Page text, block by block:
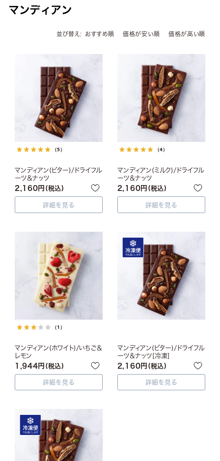
マンディアン
並び替え おすすめ順 価格が安い順 価格が高い順
（5）
マンディアン(ビター)/ドライフル
ーツ＆ナッツ
2,160 税込
詳細を見る
（4）
マンディアン(ミルク)/ドライフル
ーツ＆ナッツ
2,160 税込
詳細を見る
（1）
マンディアン(ホワイト)/いちご＆
レモン
1,944 税込
詳細を見る
マンディアン(ビター)/ドライフル
ーツ＆ナッツ[冷凍]
2,160 税込
詳細を見る